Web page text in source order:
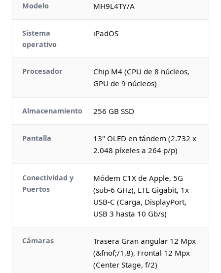
Modelo MH9L4TY/A
Sistema
operativo
iPadOS
Procesador
Chip M4 (CPU de 8 núcleos,
GPU de 9 núcleos)
Almacenamiento 256 GB SSD
Pantalla
13" OLED en tándem (2.732 x
2.048 píxeles a 264 p/p)
Conectividad y
Puertos
Módem C1X de Apple, 5G
(sub-6 GHz), LTE Gigabit, 1x
USB-C (Carga, DisplayPort,
USB 3 hasta 10 Gb/s)
Cámaras
Trasera Gran angular 12 Mpx
(&fnof;/1,8), Frontal 12 Mpx
(Center Stage, f/2)